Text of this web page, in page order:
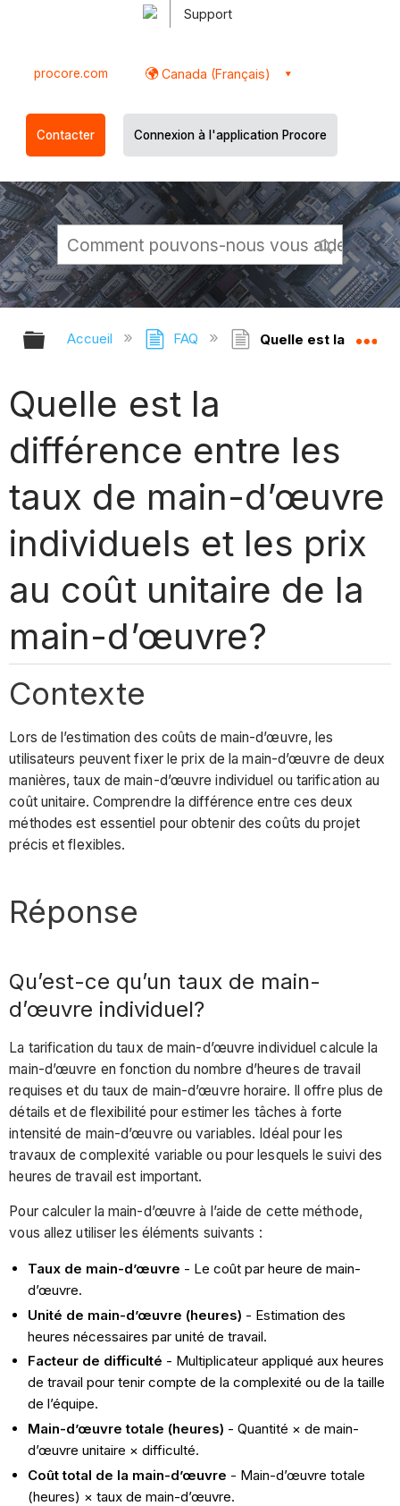
Support
procore.com Canada (Français)
Contacter Connexion à l'application Procore
Développer/réduire la hiérarchie
Accueil FAQ Quelle est la
Quelle est la
différence entre les
taux de main-d’œuvre
individuels et les prix
au coût unitaire de la
main-d’œuvre?
Contexte
Lors de l’estimation des coûts de main-d’œuvre, les
utilisateurs peuvent fixer le prix de la main-d’œuvre de deux
manières, taux de main-d’œuvre individuel ou tarification au
coût unitaire. Comprendre la différence entre ces deux
méthodes est essentiel pour obtenir des coûts du projet
précis et flexibles.
Réponse
Qu’est-ce qu’un taux de main-
d’œuvre individuel?
La tarification du taux de main-d’œuvre individuel calcule la
main-d’œuvre en fonction du nombre d’heures de travail
requises et du taux de main-d’œuvre horaire. Il offre plus de
détails et de flexibilité pour estimer les tâches à forte
intensité de main-d’œuvre ou variables. Idéal pour les
travaux de complexité variable ou pour lesquels le suivi des
heures de travail est important.
Pour calculer la main-d’œuvre à l’aide de cette méthode,
vous allez utiliser les éléments suivants :
Taux de main-d’œuvre - Le coût par heure de main-
d’œuvre.
Unité de main-d’œuvre (heures) - Estimation des
heures nécessaires par unité de travail.
Facteur de difficulté - Multiplicateur appliqué aux heures
de travail pour tenir compte de la complexité ou de la taille
de l’équipe.
Main-d’œuvre totale (heures) - Quantité × de main-
d’œuvre unitaire × difficulté.
Coût total de la main-d’œuvre - Main-d’œuvre totale
(heures) × taux de main-d’œuvre.